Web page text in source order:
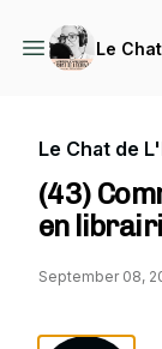
Le
Le Chat de
(43)
en
September 08,